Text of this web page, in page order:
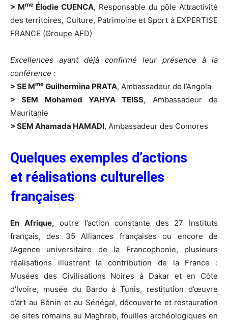
> MmeÉlodie CUENCA, Responsable du pôle Attractivité
des territoires, Culture, Patrimoine et Sport à EXPERTISE
FRANCE (Groupe AFD)
Excellences ayant déjà confirmé leur présence à la
conférence :
> SE Mme Guilhermina PRATA, Ambassadeur de l’Angola
> SEM Mohamed YAHYA TEISS, Ambassadeur de
Mauritanie
> SEM Ahamada HAMADI, Ambassadeur des Comores
Quelques exemples d’actions
et réalisations culturelles
françaises
En Afrique, outre l’action constante des 27 Instituts
français, des 35 Alliances françaises ou encore de
l’Agence universitaire de la Francophonie, plusieurs
réalisations illustrent la contribution de la France :
Musées des Civilisations Noires à Dakar et en Côte
d’Ivoire, musée du Bardo à Tunis, restitution d’œuvre
d’art au Bénin et au Sénégal, découverte et restauration
de sites romains au Maghreb, fouilles archéologiques en